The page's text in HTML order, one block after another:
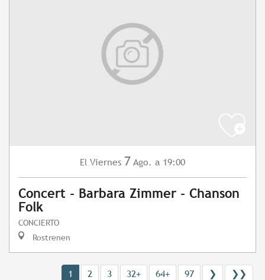
El Viernes 7 Ago. a 19:00
Concert - Barbara Zimmer - Chanson
Folk
CONCIERTO
Rostrenen
1 2 3 32+ 64+ 97 ❯ ❯❯